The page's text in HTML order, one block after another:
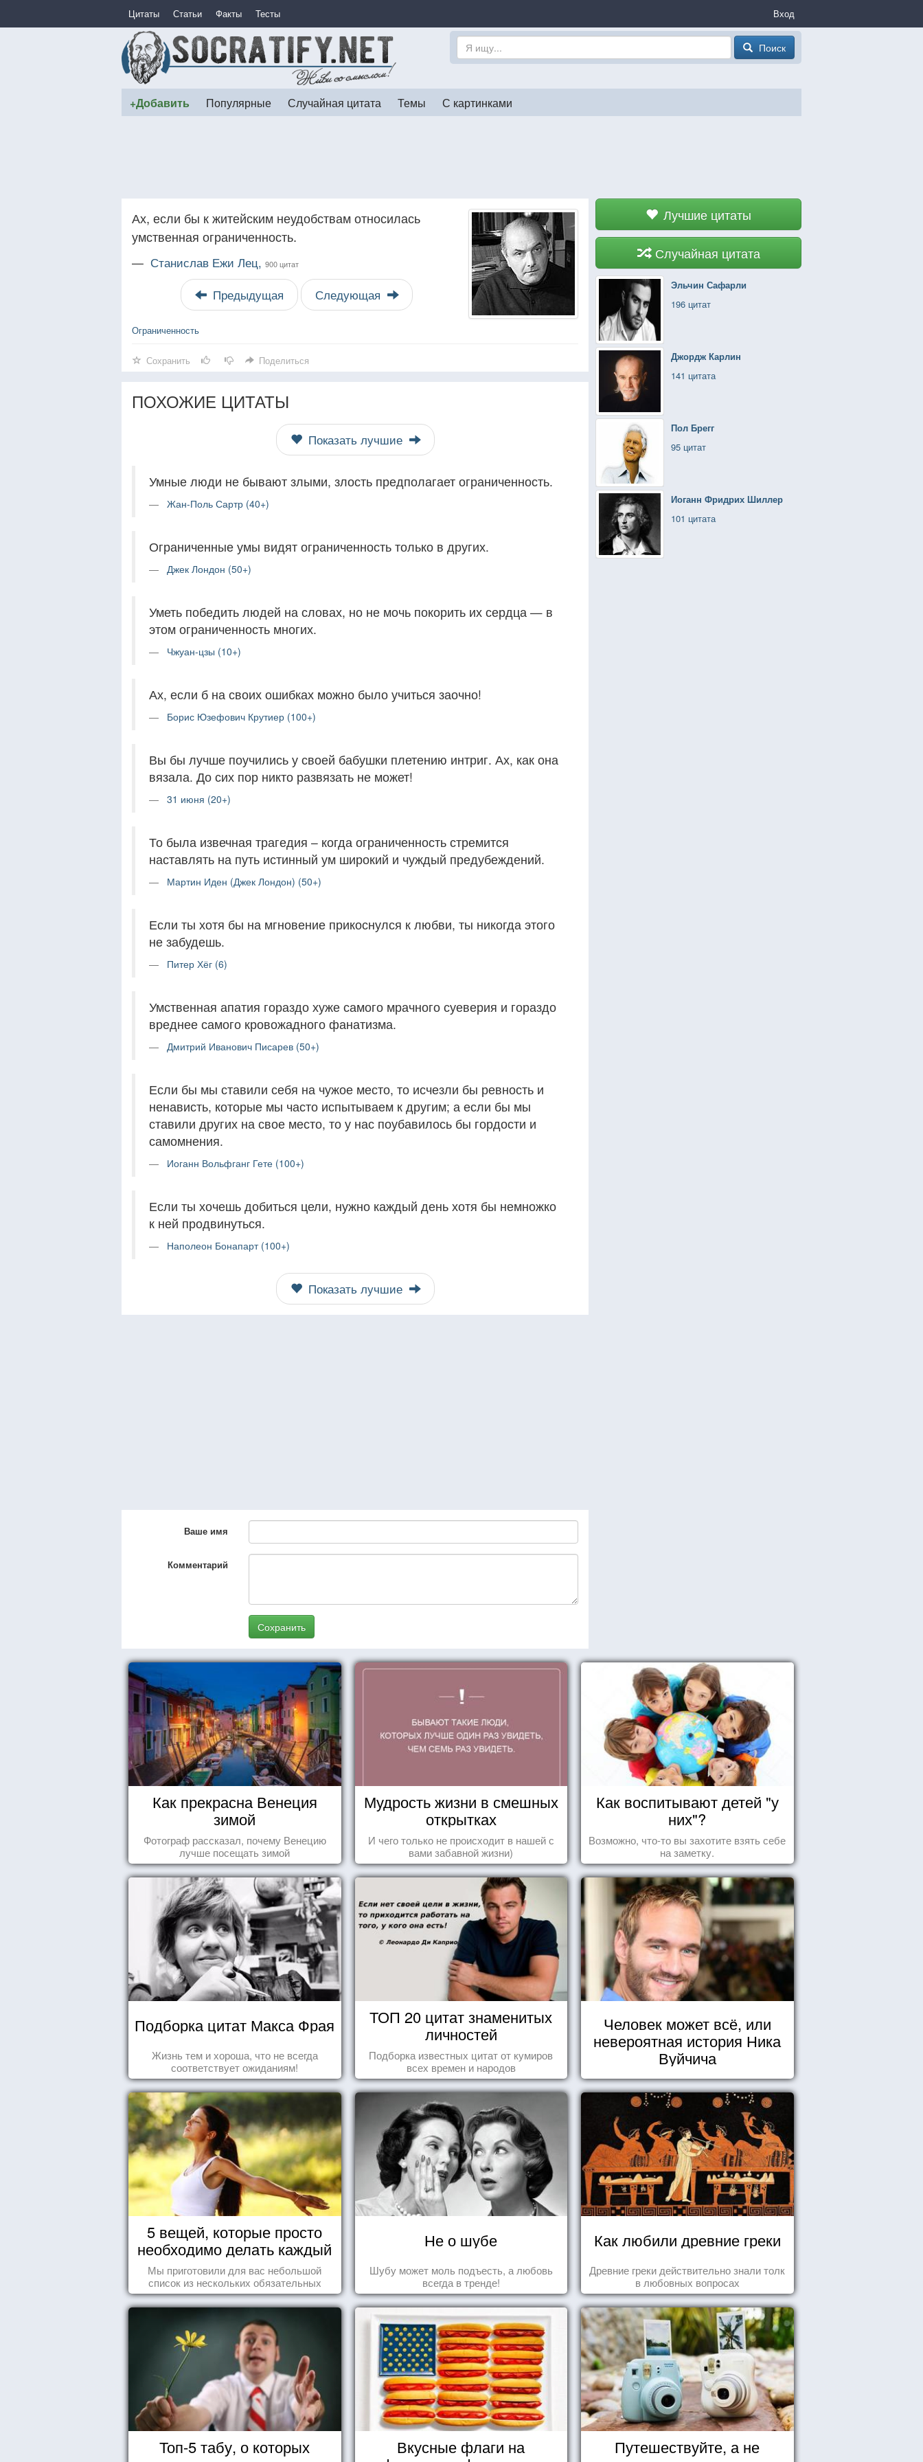
Цитаты Статьи Факты Тесты Вход
Поиск
+Добавить Популярные Случайная цитата Темы С картинками
Лучшие цитаты
Случайная цитата
Эльчин Сафарли
196 цитат
Джордж Карлин
141 цитата
Пол Брегг
95 цитат
Иоганн Фридрих Шиллер
101 цитата
Ах, если бы к житейским неудобствам относилась
умственная ограниченность.
— Станислав Ежи Лец, 900 цитат
Предыдущая Следующая
Ограниченность
Сохранить Поделиться
ПОХОЖИЕ ЦИТАТЫ
Показать лучшие
Умные люди не бывают злыми, злость предполагает ограниченность.
Жан-Поль Сартр (40+)
Ограниченные умы видят ограниченность только в других.
Джек Лондон (50+)
Уметь победить людей на словах, но не мочь покорить их сердца — в
этом ограниченность многих.
Чжуан-цзы (10+)
Ах, если б на своих ошибках можно было учиться заочно!
Борис Юзефович Крутиер (100+)
Вы бы лучше поучились у своей бабушки плетению интриг. Ах, как она
вязала. До сих пор никто развязать не может!
31 июня (20+)
То была извечная трагедия – когда ограниченность стремится
наставлять на путь истинный ум широкий и чуждый предубеждений.
Мартин Иден (Джек Лондон) (50+)
Если ты хотя бы на мгновение прикоснулся к любви, ты никогда этого
не забудешь.
Питер Хёг (6)
Умственная апатия гораздо хуже самого мрачного суеверия и гораздо
вреднее самого кровожадного фанатизма.
Дмитрий Иванович Писарев (50+)
Если бы мы ставили себя на чужое место, то исчезли бы ревность и
ненависть, которые мы часто испытываем к другим; а если бы мы
ставили других на свое место, то у нас поубавилось бы гордости и
самомнения.
Иоганн Вольфганг Гете (100+)
Если ты хочешь добиться цели, нужно каждый день хотя бы немножко
к ней продвинуться.
Наполеон Бонапарт (100+)
Показать лучшие
Ваше имя
Комментарий
Сохранить
Как прекрасна Венеция
зимой
Фотограф рассказал, почему Венецию
лучше посещать зимой
Мудрость жизни в смешных
открытках
И чего только не происходит в нашей с
вами забавной жизни)
Как воспитывают детей "у
них"?
Возможно, что-то вы захотите взять себе
на заметку.
Подборка цитат Макса Фрая
Жизнь тем и хороша, что не всегда
соответствует ожиданиям!
ТОП 20 цитат знаменитых
личностей
Подборка известных цитат от кумиров
всех времен и народов
Человек может всё, или
невероятная история Ника
Вуйчича
5 вещей, которые просто
необходимо делать каждый
день
Мы приготовили для вас небольшой
список из нескольких обязательных
вещей, которые должны стать частью
вашего дня.
Не о шубе
Шубу может моль подъесть, а любовь
всегда в тренде!
Как любили древние греки
Древние греки действительно знали толк
в любовных вопросах
Топ-5 табу, о которых
Вкусные флаги на
Путешествуйте, а не